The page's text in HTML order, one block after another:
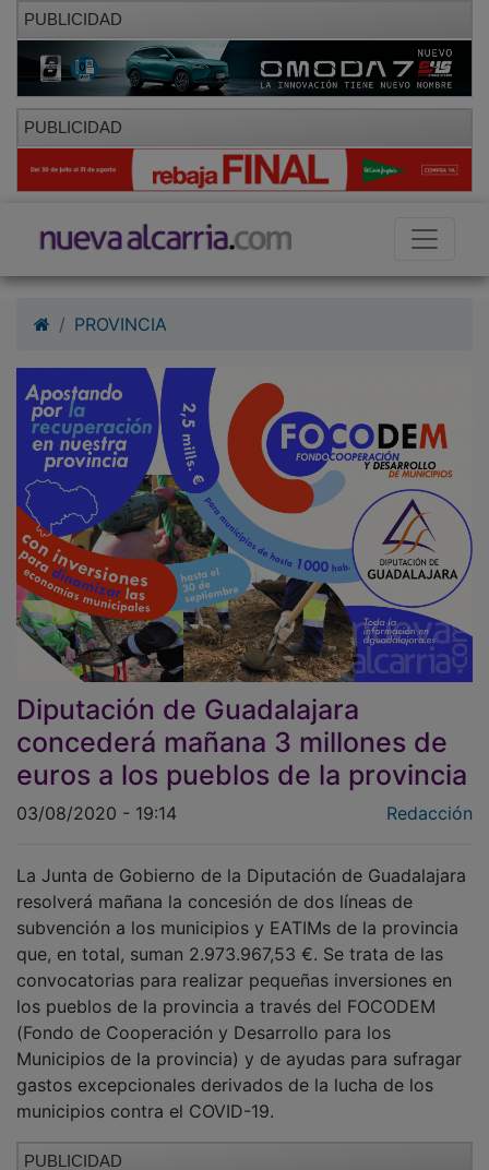
PUBLICIDAD
PUBLICIDAD
Diputación de Guadalajara
concederá mañana 3 millones de
euros a los pueblos de la provincia
03/08/2020 - 19:14
resolverá mañana la concesión de dos líneas de
subvención a los municipios y EATIMs de la provincia
que, en total, suman 2.973.967,53 €. Se trata de las
convocatorias para realizar pequeñas inversiones en
los pueblos de la provincia a través del FOCODEM
(Fondo de Cooperación y Desarrollo para los
Municipios de la provincia) y de ayudas para sufragar
gastos excepcionales derivados de la lucha de los
municipios contra el COVID-19.